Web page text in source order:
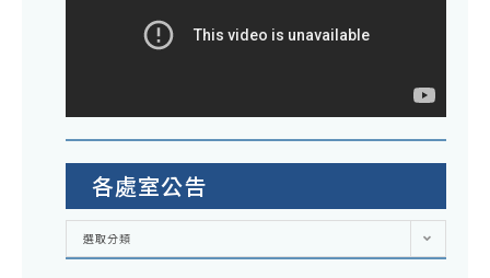
各處室公告
各
室
選取分類